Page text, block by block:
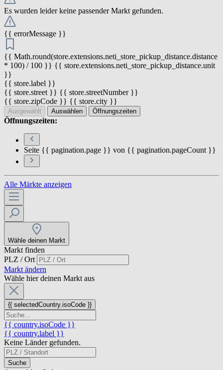
Es wurden leider keine passender Markt gefunden.
{{ errorMessage }}
{{ Math.round(store.extensions.neti_store_pickup_distance.distance
* 100) / 100 }} {{ store.extensions.neti_store_pickup_distance.unit
}}
{{ store.label }}
{{ store.street }} {{ store.streetNumber }}
{{ store.zipCode }} {{ store.city }}
Ausgewählt Auswählen Öffnungszeiten
Öffnungszeiten:
Seite {{ pagination.page }} von {{ pagination.pageCount }}
Alle Märkte anzeigen
Wähle deinen Markt
Markt finden
PLZ / Ort
Markt ändern
Wähle hier deinen Markt aus
{{ selectedCountry.isoCode }}
{{ country.isoCode }}
{{ country.label }}
Keine Länder gefunden.
Suche